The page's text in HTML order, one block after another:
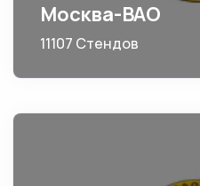
Москва-ВАО
11107 Стендов